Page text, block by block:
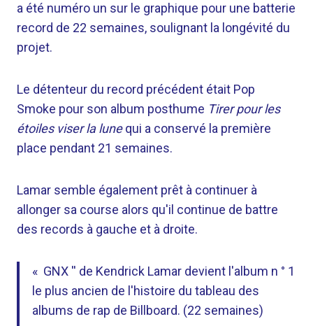
a été numéro un sur le graphique pour une batterie
record de 22 semaines, soulignant la longévité du
projet.
Le détenteur du record précédent était Pop
Smoke pour son album posthume Tirer pour les
étoiles viser la lunequi a conservé la première
place pendant 21 semaines.
Lamar semble également prêt à continuer à
allonger sa course alors qu'il continue de battre
des records à gauche et à droite.
« GNX '' de Kendrick Lamar devient l'album n ° 1
le plus ancien de l'histoire du tableau des
albums de rap de Billboard. (22 semaines)